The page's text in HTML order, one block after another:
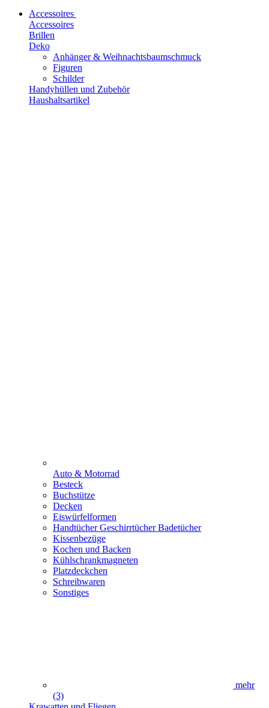
Accessoires
Accessoires
Brillen
Deko
Anhänger & Weihnachtsbaumschmuck
Figuren
Schilder
Handyhüllen und Zubehör
Haushaltsartikel
Auto & Motorrad
Besteck
Buchstütze
Decken
Eiswürfelformen
Handtücher Geschirrtücher Badetücher
Kissenbezüge
Kochen und Backen
Kühlschrankmagneten
Platzdeckchen
Schreibwaren
Sonstiges
mehr
(3)